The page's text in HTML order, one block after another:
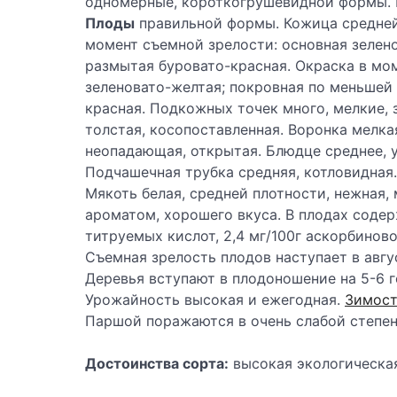
Плоды правильной формы. Кожица
момент съемной зрелости: основная
размытая буровато-красная. Окраска в
зеленовато-желтая; покровная по
красная. Подкожных точек много,
толстая, косопоставленная. Воронка
неопадающая, открытая. Блюдце среднее,
Подчашечная трубка средняя, котловидная.
Мякоть белая, средней плотности,
ароматом, хорошего вкуса. В плодах
титруемых кислот, 2,4 мг/100г
Съемная зрелость плодов наступает в
Деревья вступают в плодоношение на 5-6
Урожайность высокая и ежегодная.
Паршой поражаются в очень слабой
Достоинства сорта: высокая